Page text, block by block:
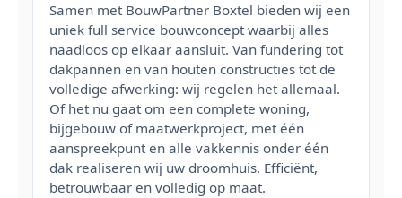
Samen met BouwPartner Boxtel bieden wij een
uniek full service bouwconcept waarbij alles
naadloos op elkaar aansluit. Van fundering tot
dakpannen en van houten constructies tot de
volledige afwerking: wij regelen het allemaal.
Of het nu gaat om een complete woning,
bijgebouw of maatwerkproject, met één
aanspreekpunt en alle vakkennis onder één
dak realiseren wij uw droomhuis. Efficiënt,
betrouwbaar en volledig op maat.